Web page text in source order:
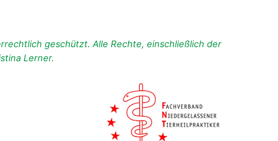
geschützt. Alle Rechte, einschließlich der
Lerner.